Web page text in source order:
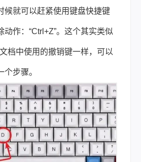
候就可以赶紧使用键盘快捷键
动作：“Ctrl+Z”。这个其实类似
档中使用的撤销键一样，可以
步骤。